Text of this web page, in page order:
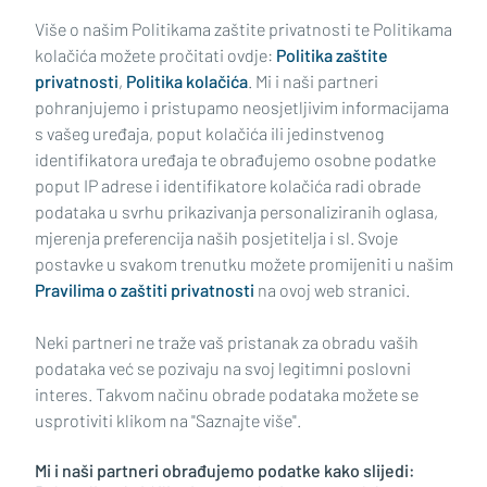
trofeja
Impressum Uvjeti korištenja Politika privatnosti
Politika kolačića Kontakt Pritužbe Suradnici
Oglašavanje
RUBRIKE
BRODSKO-POSAVSKA ŽUPANIJA
Više o našim Politikama zaštite privatnosti te Politikama
kolačića možete pročitati ovdje: Politika zaštite
privatnosti, Politika kolačića. Mi i naši partneri
pohranjujemo i pristupamo neosjetljivim informacijama
s vašeg uređaja, poput kolačića ili jedinstvenog
identifikatora uređaja te obrađujemo osobne podatke
poput IP adrese i identifikatore kolačića radi obrade
podataka u svrhu prikazivanja personaliziranih oglasa,
mjerenja preferencija naših posjetitelja i sl. Svoje
postavke u svakom trenutku možete promijeniti u našim
Pravilima o zaštiti privatnosti na ovoj web stranici.
Neki partneri ne traže vaš pristanak za obradu vaših
podataka već se pozivaju na svoj legitimni poslovni
interes. Takvom načinu obrade podataka možete se
usprotiviti klikom na "Saznajte više".
Mi i naši partneri obrađujemo podatke kako slijedi: